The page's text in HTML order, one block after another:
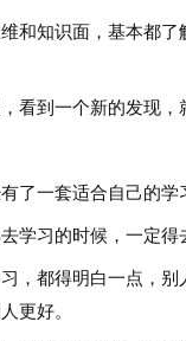
知识面，基本都了
到一个新的发现，
一套适合自己的学
习的时候，一定得
都得明白一点，别
更好。